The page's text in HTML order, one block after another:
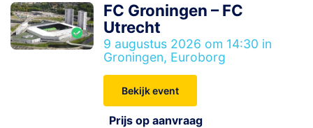
FC Groningen – FC
Utrecht
9 augustus 2026 om 14:30 in
Groningen, Euroborg
Bekijk event
Prijs op aanvraag